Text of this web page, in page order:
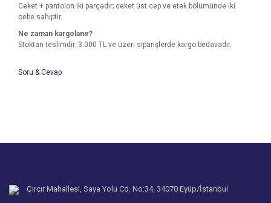
Ceket + pantolon iki parçadır; ceket üst cep ve etek bölümünde iki
cebe sahiptir.
Ne zaman kargolanır?
Stoktan teslimdir; 3.000 TL ve üzeri siparişlerde kargo bedavadır.
Soru & Cevap
Çırçır Mahallesi, Saya Yolu Cd. No:34, 34070 Eyüp/İstanbul